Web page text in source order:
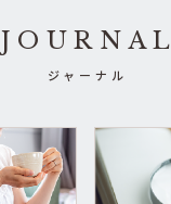
JOURNAL
ジャーナル